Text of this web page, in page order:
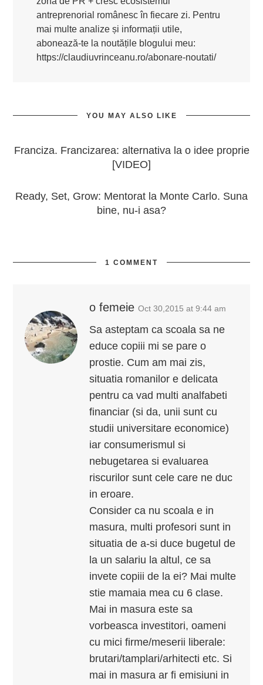
antreprenorial românesc în fiecare zi. Pentru
mai multe analize și informații utile,
abonează-te la noutățile blogului meu:
https://claudiuvrinceanu.ro/abonare-noutati/
YOU MAY ALSO LIKE
Franciza. Francizarea: alternativa la o idee proprie
[VIDEO]
Ready, Set, Grow: Mentorat la Monte Carlo. Suna
bine, nu-i asa?
1 COMMENT
o femeie Oct 30,2015 at 9:44 am
Sa asteptam ca scoala sa ne
educe copiii mi se pare o
prostie. Cum am mai zis,
situatia romanilor e delicata
pentru ca vad multi analfabeti
financiar (si da, unii sunt cu
studii universitare economice)
iar consumerismul si
nebugetarea si evaluarea
riscurilor sunt cele care ne duc
in eroare.
Consider ca nu scoala e in
masura, multi profesori sunt in
situatia de a-si duce bugetul de
la un salariu la altul, ce sa
invete copiii de la ei? Mai multe
stie mamaia mea cu 6 clase.
Mai in masura este sa
vorbeasca investitori, oameni
cu mici firme/meserii liberale:
brutari/tamplari/arhitecti etc. Si
mai in masura ar fi emisiuni in